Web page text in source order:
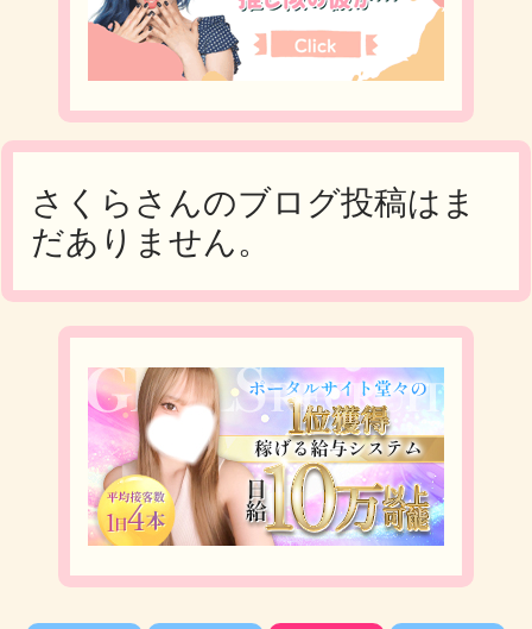
さくらさんのブログ投稿はま
だありません。